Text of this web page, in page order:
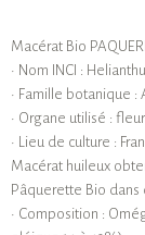
Macérat Bio
• Nom INCI :
• Famille botanique :
• Organe utilisé :
• Lieu de culture :
Macérat huileux
Pâquerette Bio dans
• Composition :